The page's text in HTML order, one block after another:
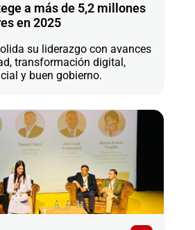
a más de 5,2 millones
en 2025
su liderazgo con avances
transformación digital,
y buen gobierno.